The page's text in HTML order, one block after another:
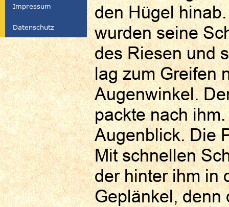
den Hügel
wurden seine
des Riesen und
lag zum Greifen
Augenwinkel.
packte nach
Augenblick. Die
Mit schnellen
der hinter ihm in
Geplänkel, denn
Impressum
Datenschutz